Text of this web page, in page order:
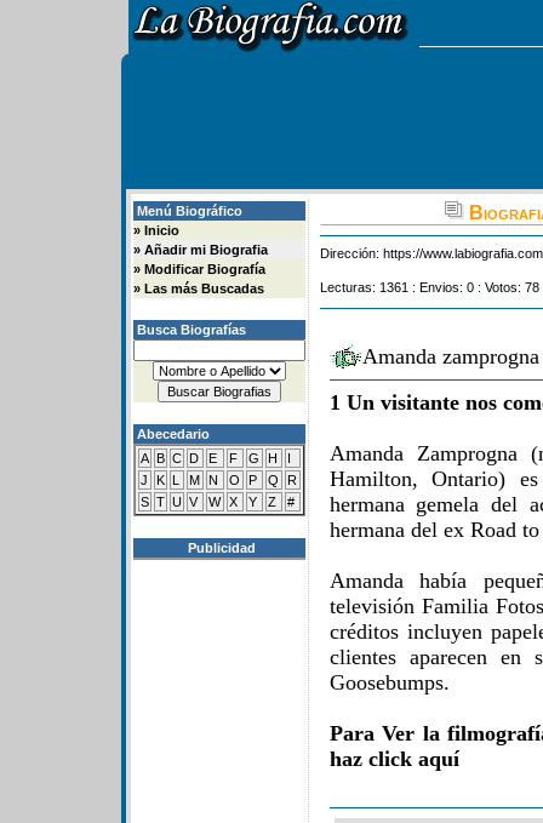
Menú Biográfico
» Inicio
» Añadir mi Biografia
» Modificar Biografía
» Las más Buscadas
Busca Biografías
Abecedario
A B C D E F G H
I
J
K L M N O P Q
R
S T U V W X Y Z #
Publicidad
Dirección: https://
Lecturas: 1361 : Envios: 0 : Votos:
Amanda
1 Un visitante nos
Amanda
Hamilton, Ontario)
hermana gemela del
hermana del ex Road
Amanda había
televisión Familia
créditos incluyen
clientes aparecen en
Goosebumps.
Para Ver la
haz click aquí